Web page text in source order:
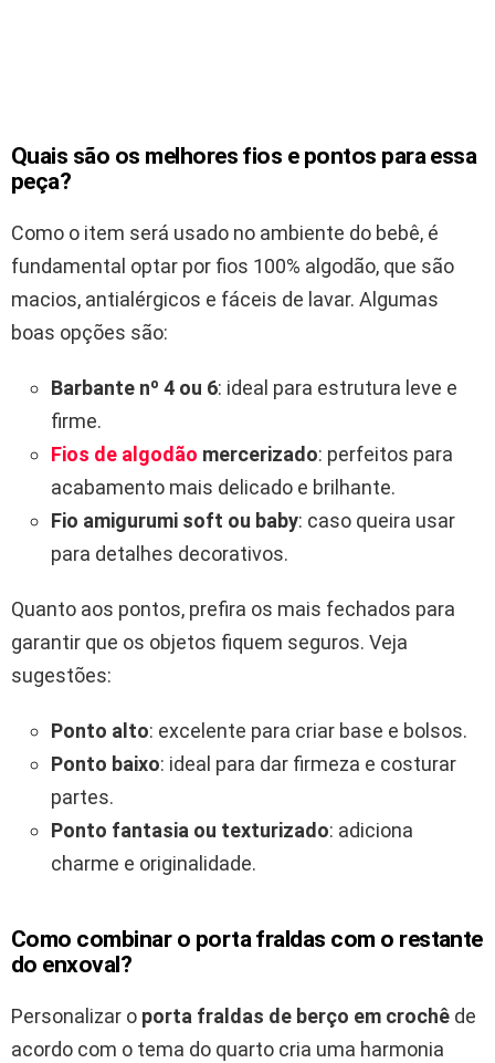
Quais são os melhores fios e pontos para essa
peça?
Como o item será usado no ambiente do bebê, é
fundamental optar por fios 100% algodão, que são
macios, antialérgicos e fáceis de lavar. Algumas
boas opções são:
Barbante nº 4 ou 6: ideal para estrutura leve e
firme.
Fios de algodão mercerizado: perfeitos para
acabamento mais delicado e brilhante.
Fio amigurumi soft ou baby: caso queira usar
para detalhes decorativos.
Quanto aos pontos, prefira os mais fechados para
garantir que os objetos fiquem seguros. Veja
sugestões:
Ponto alto: excelente para criar base e bolsos.
Ponto baixo: ideal para dar firmeza e costurar
partes.
Ponto fantasia ou texturizado: adiciona
charme e originalidade.
Como combinar o porta fraldas com o restante
do enxoval?
Personalizar o porta fraldas de berço em crochê de
acordo com o tema do quarto cria uma harmonia